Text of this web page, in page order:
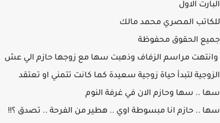
البارت الاول
للكاتب المصري محمد مالك
جميع الحقوق محفوظة
وانتهت مراسم الزفاف وذهبت سها مع زوجها حازم الي عش
الزوجية لتبدأ حياة زوجية سعيدة كما كانت تتمني او تعتقد
سها .. سها وحازم الان في غرفة النوم
سها .. حازم انا مبسوطة اوي .. هطير من الفرحة .. تصدق ؟!!